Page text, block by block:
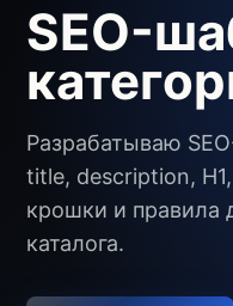
SEO-
Разрабатываю
title, description,
крошки и правила
каталога.